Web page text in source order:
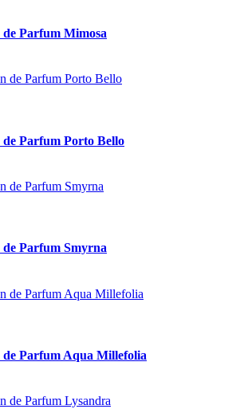
Parfum Mimosa
Parfum Porto Bello
Parfum Smyrna
Parfum Aqua Millefolia